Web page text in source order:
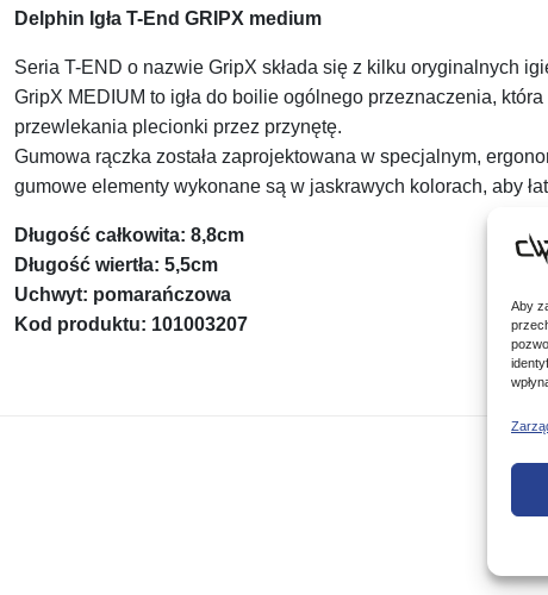
Aby
Delphin Igła T-End GRIPX medium
Seria T-END o nazwie GripX składa się z kilku oryginalnych
GripX MEDIUM to igła do boilie ogólnego przeznaczenia,
przewlekania plecionki przez przynętę.
Gumowa rączka została zaprojektowana w specjalnym,
gumowe elementy wykonane są w jaskrawych kolorach, aby
Długość całkowita: 8,8cm
Długość wiertła: 5,5cm
Uchwyt: pomarańczowa
Kod produktu: 101003207